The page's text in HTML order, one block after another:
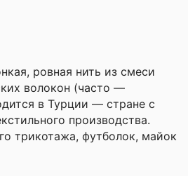
ровная нить из смеси
волокон (часто —
в Турции — стране с
производства.
трикотажа, футболок, майок